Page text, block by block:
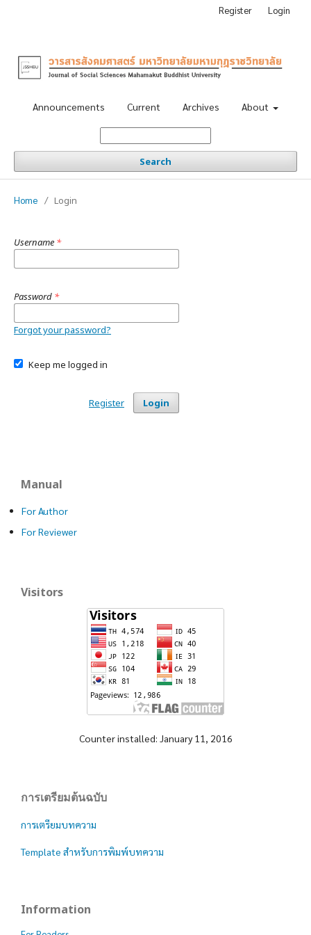
Announcements Current Archives About
Search
Register Login
Home / Login
Username *
Password *
Forgot your password?
Keep me logged in
Login
Register
Manual
For Author
For Reviewer
Visitors
Counter installed: January 11, 2016
การเตรียมต้นฉบับ
การเตรียมบทความ
Template สำหรับการพิมพ์บทความ
Information